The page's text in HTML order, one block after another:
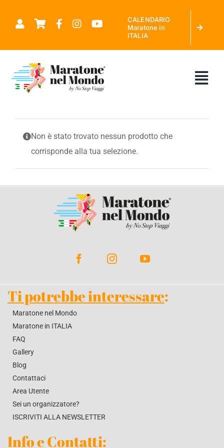
CALENDARIO
Maratone in
ITALIA
CHI SIAMO
MARATONE NEL MONDO
CALENDARIO MARATONE IN ITALIA
RICHIEDI PREVENTIVO
Non è stato trovato nessun prodotto che
corrisponde alla tua selezione.
Ti potrebbe interessare:
Maratone nel Mondo
Maratone in ITALIA
FAQ
Gallery
Blog
Contattaci
Area Utente
Sei un organizzatore?
ISCRIVITI ALLA NEWSLETTER
Info e Contatti: